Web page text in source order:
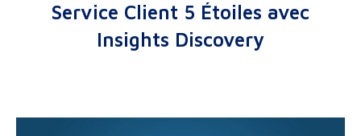
Service Client 5 Étoiles avec
Insights Discovery